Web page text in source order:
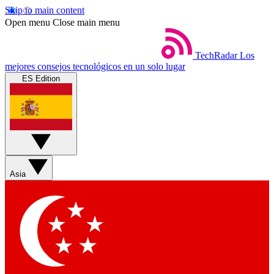
Skip to main content
Open menu Close main menu
TechRadar Los
mejores consejos tecnológicos en un solo lugar
ES Edition
Asia